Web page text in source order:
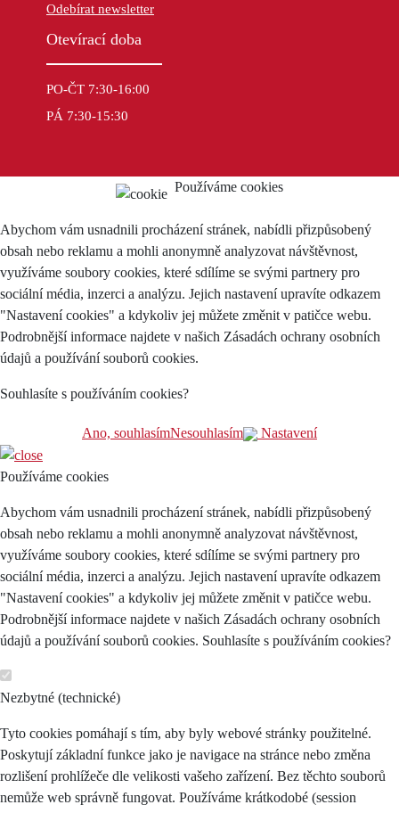
Odebírat newsletter
Otevírací doba
PO-ČT 7:30-16:00
PÁ 7:30-15:30
Používáme cookies
Abychom vám usnadnili procházení stránek, nabídli přizpůsobený
obsah nebo reklamu a mohli anonymně analyzovat návštěvnost,
využíváme soubory cookies, které sdílíme se svými partnery pro
sociální média, inzerci a analýzu. Jejich nastavení upravíte odkazem
"Nastavení cookies" a kdykoliv jej můžete změnit v patičce webu.
Podrobnější informace najdete v našich Zásadách ochrany osobních
údajů a používání souborů cookies.
Souhlasíte s používáním cookies?
Ano, souhlasímNesouhlasím Nastavení
Používáme cookies
Abychom vám usnadnili procházení stránek, nabídli přizpůsobený
obsah nebo reklamu a mohli anonymně analyzovat návštěvnost,
využíváme soubory cookies, které sdílíme se svými partnery pro
sociální média, inzerci a analýzu. Jejich nastavení upravíte odkazem
"Nastavení cookies" a kdykoliv jej můžete změnit v patičce webu.
Podrobnější informace najdete v našich Zásadách ochrany osobních
údajů a používání souborů cookies. Souhlasíte s používáním cookies?
Nezbytné (technické)
Tyto cookies pomáhají s tím, aby byly webové stránky použitelné.
Poskytují základní funkce jako je navigace na stránce nebo změna
rozlišení prohlížeče dle velikosti vašeho zařízení. Bez těchto souborů
nemůže web správně fungovat. Používáme krátkodobé (session